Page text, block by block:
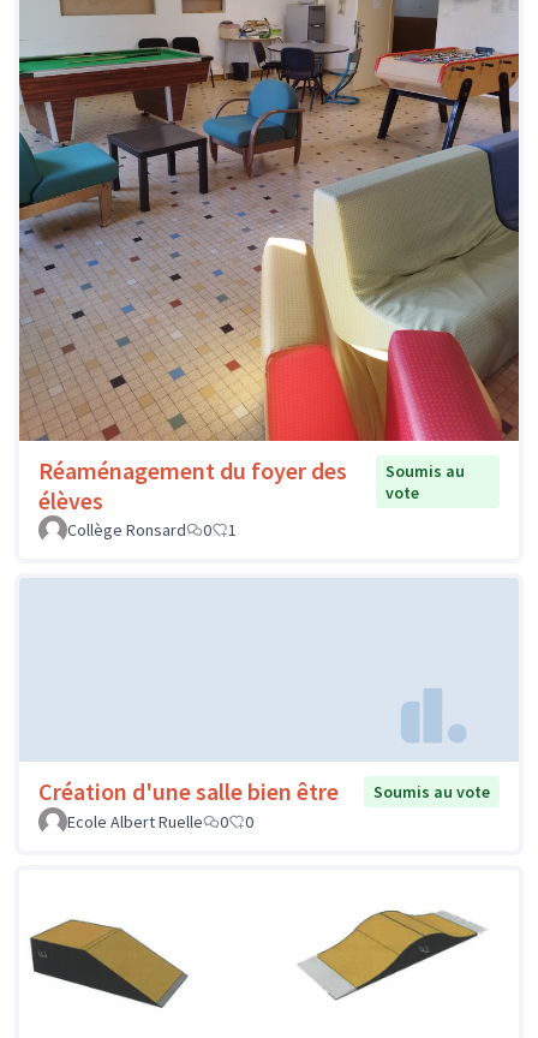
Réaménagement du foyer des
élèves
Soumis au
vote
Collège Ronsard
0 1
Création d'une salle bien être
Soumis au vote
Ecole Albert Ruelle
0 0